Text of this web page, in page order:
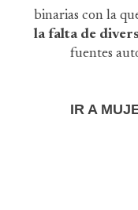
binarias con la
la falta de
fuentes
IR A